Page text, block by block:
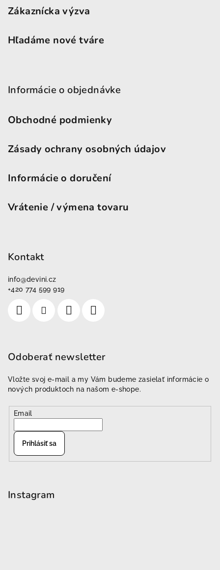
Zákaznícka výzva
Hľadáme nové tváre
Informácie o objednávke
Obchodné podmienky
Zásady ochrany osobných údajov
Informácie o doručení
Vrátenie / výmena tovaru
Kontakt
info@devini.cz
+420 774 599 919
Odoberať newsletter
Vložte svoj e-mail a my Vám budeme zasielať informácie o
nových produktoch na našom e-shope.
Email
Prihlásiť sa
Instagram